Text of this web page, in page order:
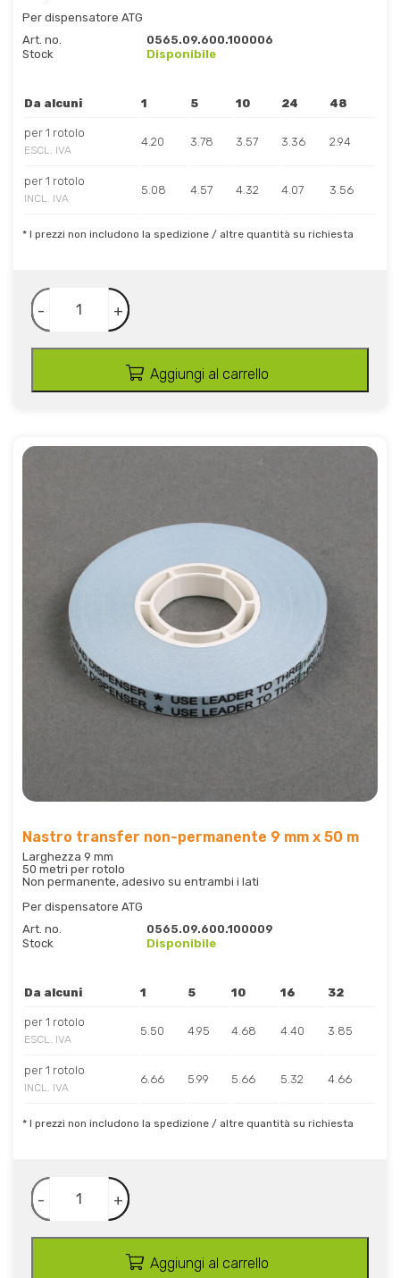
Per dispensatore ATG
Art. no.
0565.09.600.100006
Stock
Disponibile
Da alcuni 1 5 10 24 48
per 1 rotolo
ESCL. IVA
4.20 3.78 3.57 3.36 2.94
per 1 rotolo
INCL. IVA
5.08 4.57 4.32 4.07 3.56
* I prezzi non includono la spedizione / altre quantità su richiesta
- +
Aggiungi al carrello
Nastro transfer non-permanente 9 mm x 50 m
Larghezza 9 mm
50 metri per rotolo
Non permanente, adesivo su entrambi i lati
Per dispensatore ATG
Art. no.
0565.09.600.100009
Stock
Disponibile
Da alcuni 1 5 10 16 32
per 1 rotolo
ESCL. IVA
5.50 4.95 4.68 4.40 3.85
per 1 rotolo
INCL. IVA
6.66 5.99 5.66 5.32 4.66
* I prezzi non includono la spedizione / altre quantità su richiesta
- +
Aggiungi al carrello